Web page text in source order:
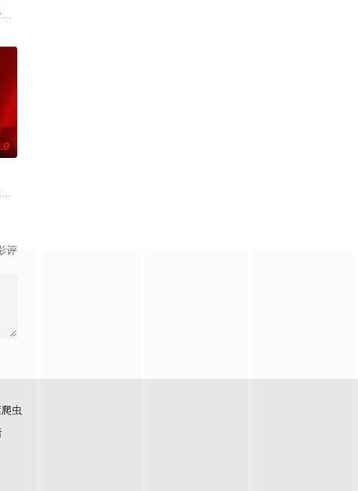
又安与昆曲名伶荣筱楠推向不死不
程桉、恩师林晚媚的双重背叛。她从恨意中涅槃重生，借私生女桑落的身
己 的超凡的智慧与过人的勇气，
，大平王朝有史以来个以女子进士科三元及第入翰林院的奇女子。十年前
评
虫